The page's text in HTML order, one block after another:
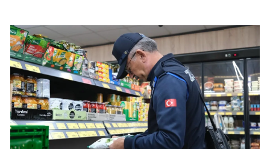
İstanbul
İzmir
Kars
Kastamonu
Kayseri